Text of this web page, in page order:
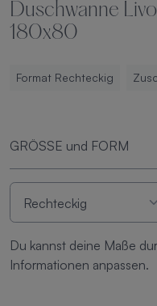
Duschwanne
180x80
Format Rechteckig
GRÖSSE und FORM
Du kannst deine Maße
Informationen anpassen.